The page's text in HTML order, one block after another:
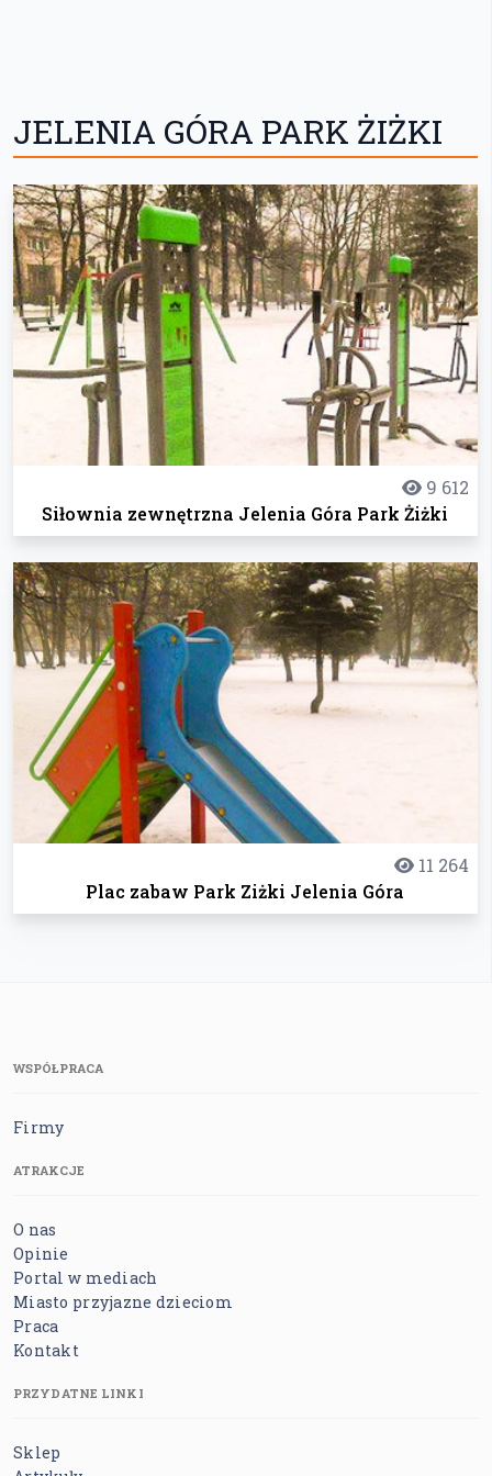
JELENIA GÓRA PARK ŻIŻKI
9 612
Siłownia zewnętrzna Jelenia Góra Park Żiżki
11 264
Plac zabaw Park Ziżki Jelenia Góra
WSPÓŁPRACA
Firmy
ATRAKCJE
O nas
Opinie
Portal w mediach
Miasto przyjazne dzieciom
Praca
Kontakt
PRZYDATNE LINKI
Sklep